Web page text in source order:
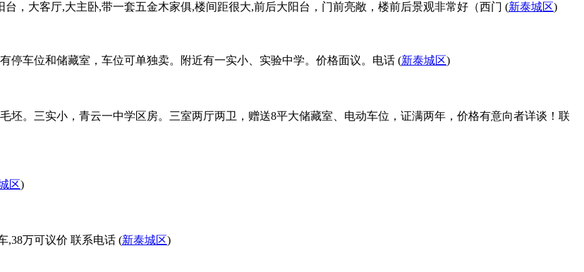
，大客厅,大主卧,带一套五金木家俱,楼间距很大,前后大阳台，门前亮敞，楼前后景观非常好（西门 (新泰城区)
停车位和储藏室，车位可单独卖。附近有一实小、实验中学。价格面议。电话 (新泰城区)
坯。三实小，青云一中学区房。三室两厅两卫，赠送8平大储藏室、电动车位，证满两年，价格有意向者详谈！联
区)
,38万可议价 联系电话 (新泰城区)